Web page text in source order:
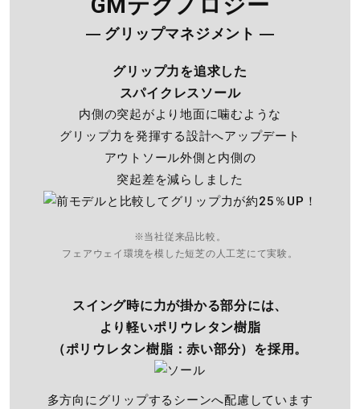
4E（スーパーワイド）相当の方向け
■シューズサイズの計測方法はこちら
スパイク・スタッド・ピン
GMテクノロジー
― グリップマネジメント ―
グリップ力を追求した
スパイクレスソール
内側の突起がより地面に噛むような
グリップ力を発揮する設計へアップデート
アウトソール外側と内側の
突起差を減らしました
※当社従来品比較。
フェアウェイ環境を模した短芝の人工芝にて実験。
スイング時に力が掛かる部分には、
より軽いポリウレタン樹脂
（ポリウレタン樹脂：赤い部分）を採用。
多方向にグリップするシーンへ配慮しています